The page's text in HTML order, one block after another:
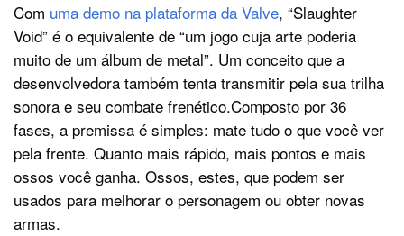
Com uma demo na plataforma da Valve, “Slaughter
Void” é o equivalente de “um jogo cuja arte poderia
muito de um álbum de metal”. Um conceito que a
desenvolvedora também tenta transmitir pela sua trilha
sonora e seu combate frenético.Composto por 36
fases, a premissa é simples: mate tudo o que você ver
pela frente. Quanto mais rápido, mais pontos e mais
ossos você ganha. Ossos, estes, que podem ser
usados para melhorar o personagem ou obter novas
armas.